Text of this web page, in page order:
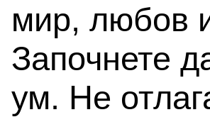
мир, любов
Започнете
ум. Не